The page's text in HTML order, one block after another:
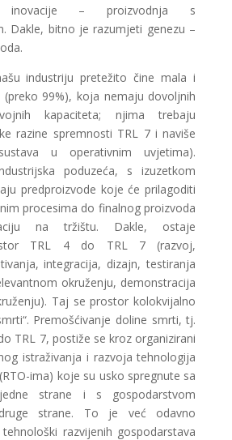
inovacije – proizvodnja s
Dakle, bitno je razumjeti genezu –
industriju pretežito čine mala i
(preko 99%), koja nemaju dovoljnih
kapaciteta; njima trebaju
razine spremnosti TRL 7 i naviše
u operativnim uvjetima).
poduzeća, s izuzetkom
predproizvode koje će prilagoditi
procesima do finalnog proizvoda
na tržištu. Dakle, ostaje
TRL 4 do TRL 7 (razvoj,
integracija, dizajn, testiranja
okruženju, demonstracija
Taj se prostor kolokvijalno
Premošćivanje doline smrti, tj.
TRL 7, postiže se kroz organizirani
istraživanja i razvoja tehnologija
ima) koje su usko spregnute sa
strane i s gospodarstvom
strane. To je već odavno
razvijenih gospodarstava